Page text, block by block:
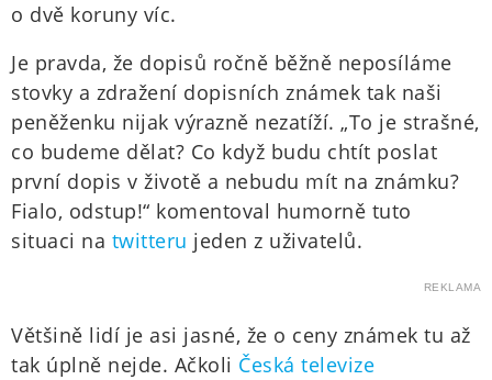
o dvě koruny víc.
Je pravda, že dopisů ročně běžně neposíláme
stovky a zdražení dopisních známek tak naši
peněženku nijak výrazně nezatíží. „To je strašné,
co budeme dělat? Co když budu chtít poslat
první dopis v životě a nebudu mít na známku?
Fialo, odstup!“ komentoval humorně tuto
situaci na twitteru jeden z uživatelů.
REKLAMA
Většině lidí je asi jasné, že o ceny známek tu až
tak úplně nejde. Ačkoli Česká televize